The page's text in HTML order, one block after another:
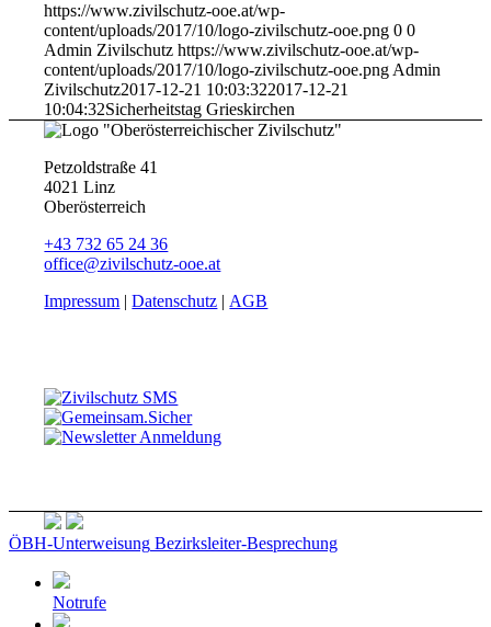
https://www.zivilschutz-ooe.at/wp-
content/uploads/2017/10/logo-zivilschutz-ooe.png 0 0
Admin Zivilschutz https://www.zivilschutz-ooe.at/wp-
content/uploads/2017/10/logo-zivilschutz-ooe.png Admin
Zivilschutz2017-12-21 10:03:322017-12-21
10:04:32Sicherheitstag Grieskirchen
Petzoldstraße 41
4021 Linz
Oberösterreich
+43 732 65 24 36
office@zivilschutz-ooe.at
Impressum |Datenschutz |AGB
ÖBH-Unterweisung Bezirksleiter-Besprechung
Notrufe